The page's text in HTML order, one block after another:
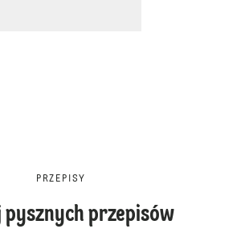
PRZEPISY
pysznych przepisów